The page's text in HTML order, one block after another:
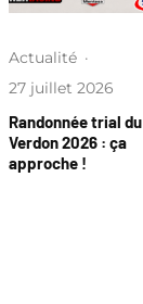
Actualité ·
27 juillet 2026
Randonnée trial du
Verdon 2026 : ça
approche !